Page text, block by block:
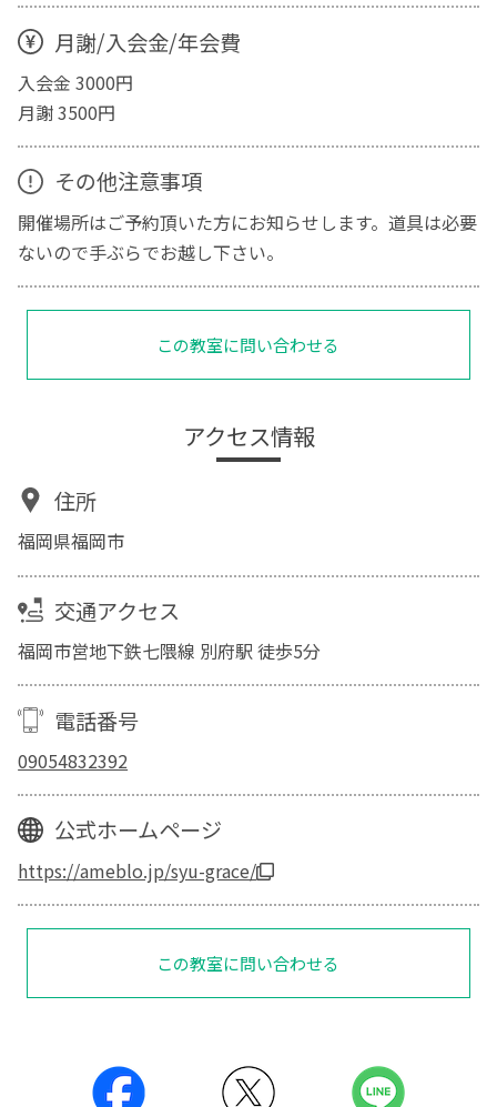
月謝/入会金/年会費
入会金 3000円
月謝 3500円
その他注意事項
開催場所はご予約頂いた方にお知らせします。道具は必要
ないので手ぶらでお越し下さい。
この教室に問い合わせる
アクセス情報
住所
福岡県福岡市
交通アクセス
福岡市営地下鉄七隈線 別府駅 徒歩5分
電話番号
09054832392
公式ホームページ
https://ameblo.jp/syu-grace/
この教室に問い合わせる